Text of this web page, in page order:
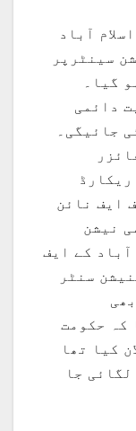
آباد
سینٹرپر
گیا۔
دائمی
جائیگی۔
ایف نائن
نیشن
آباد کے ایف
19 کی ویکسنیشن سنٹر
کہ حکومت
کیا تھا
جا